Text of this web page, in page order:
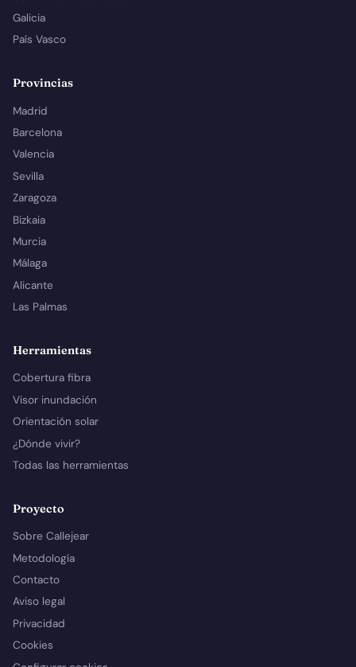
Galicia
País Vasco
Provincias
Madrid
Barcelona
Valencia
Sevilla
Zaragoza
Bizkaia
Murcia
Málaga
Alicante
Las Palmas
Herramientas
Cobertura fibra
Visor inundación
Orientación solar
¿Dónde vivir?
Todas las herramientas
Proyecto
Sobre Callejear
Metodología
Contacto
Aviso legal
Privacidad
Cookies